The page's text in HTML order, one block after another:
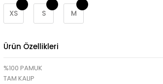
XS S M
Ürün Özellikleri
%100 PAMUK
TAM KALIP